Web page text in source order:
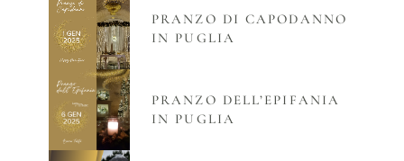
PRANZO DI CAPODANNO
IN PUGLIA
PRANZO DELL’EPIFANIA
IN PUGLIA